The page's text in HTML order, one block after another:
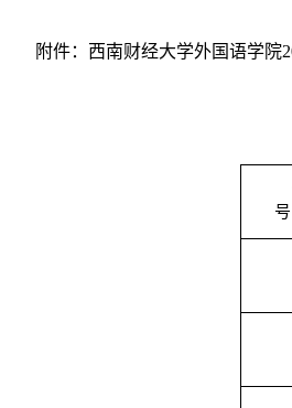
附件：西南财经大学外国语学院
号